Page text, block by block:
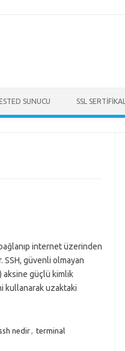
SUNUCU SSL
internet üzerinden
güvenli olmayan
aksine güçlü kimlik
kullanarak uzaktaki
nedir, terminal